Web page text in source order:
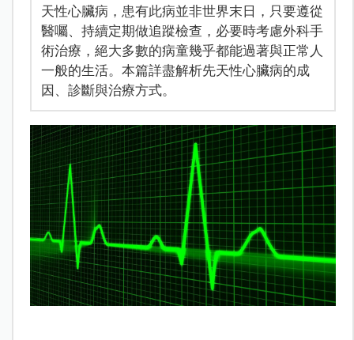
天性心臟病，患有此病並非世界末日，只要遵從
醫囑、持續定期做追蹤檢查，必要時考慮外科手
術治療，絕大多數的病童幾乎都能過著與正常人
一般的生活。本篇詳盡解析先天性心臟病的成
因、診斷與治療方式。